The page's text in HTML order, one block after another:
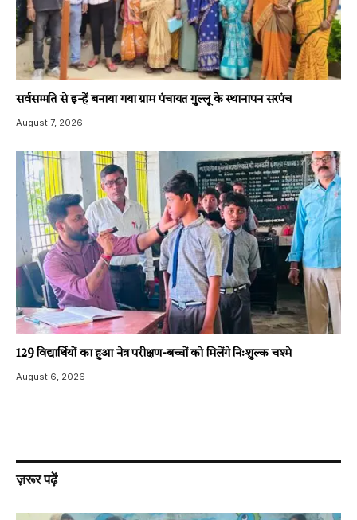
सर्वसम्मति से इन्हें बनाया गया ग्राम पंचायत गुल्लू के स्थानापन सरपंच
August 7, 2026
129 विद्यार्थियों का हुआ नेत्र परीक्षण-बच्चों को मिलेंगे निःशुल्क चश्मे
August 6, 2026
ज़रूर पढ़ें